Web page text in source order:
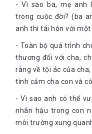
đến khiến chúng tôi
Ở trường cũng vậy,
khi ấy mới chỉ là cậu bé
với những lời thù hằn,
những người bạn học:
“Khoảnh khắc tôi
phía tôi. Tất cả mọi
Chúng đẩy những
khi ma sát với sàn
Giờ đây, những
to dần. Chúng đều
- Vì sao ba, mẹ anh
trong cuộc đời? (ba
anh thì tái hôn với
- Toàn bộ quá trình
thương đối với cha,
ràng về tội ác của
tình cảm cha con và
- Vì sao anh có thể
nhân hậu trong con
môi trường xung